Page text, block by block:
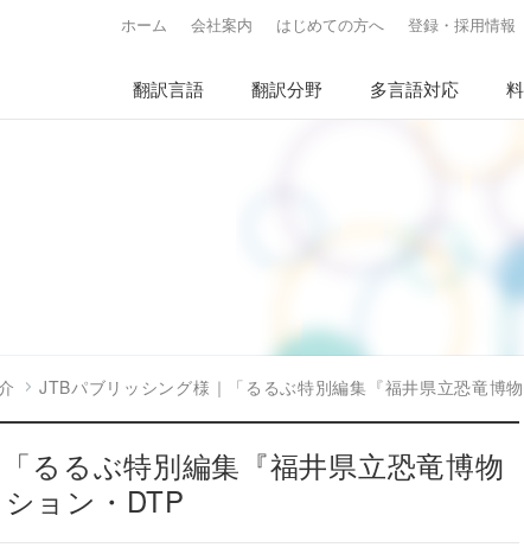
翻訳言語 翻訳分野 多言語対応
ホーム 会社案内 はじめての方へ 登録・採用情報
JTBパブリッシング様｜「るるぶ特別編集『福井県立恐竜博
るるぶ特別編集『福井県立恐竜博物
ョン・DTP